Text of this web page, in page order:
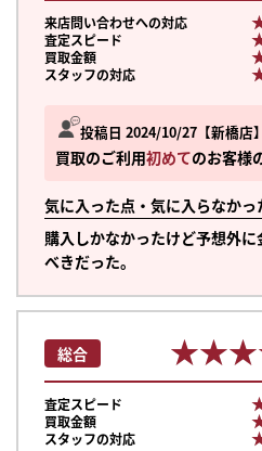
投稿日 2024/10/27 新橋店
買取のご利用初めてのお客様
気に入った点・気に入らなかっ
購入しかなかったけど予想外
べきだった。
来店問い合わせへの対応
査定スピード
買取金額
スタッフの対応
総合
査定スピード
買取金額
スタッフの対応